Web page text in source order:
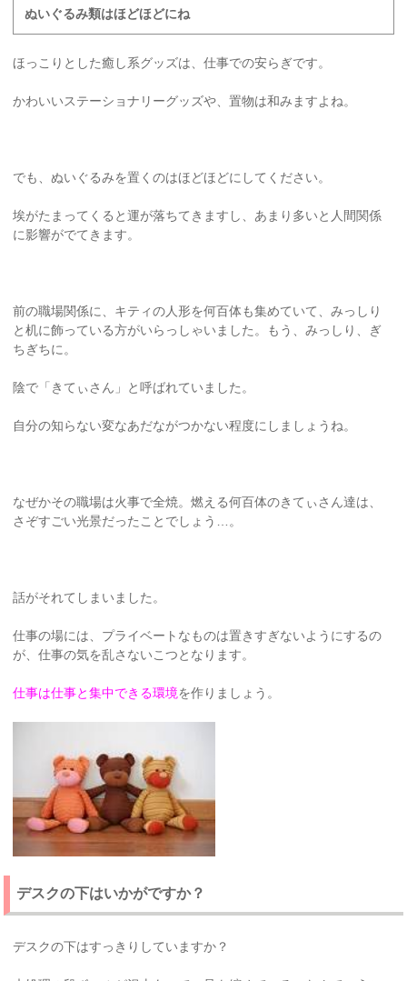
ぬいぐるみ類はほどほどにね
ほっこりとした癒し系グッズは、仕事での安らぎです。
かわいいステーショナリーグッズや、置物は和みますよね。
でも、ぬいぐるみを置くのはほどほどにしてください。
埃がたまってくると運が落ちてきますし、あまり多いと人間関係
に影響がでてきます。
前の職場関係に、キティの人形を何百体も集めていて、みっしり
と机に飾っている方がいらっしゃいました。もう、みっしり、ぎ
ちぎちに。
陰で「きてぃさん」と呼ばれていました。
自分の知らない変なあだながつかない程度にしましょうね。
なぜかその職場は火事で全焼。燃える何百体のきてぃさん達は、
さぞすごい光景だったことでしょう…。
話がそれてしまいました。
仕事の場には、プライベートなものは置きすぎないようにするの
が、仕事の気を乱さないこつとなります。
仕事は仕事と集中できる環境を作りましょう。
デスクの下はいかがですか？
デスクの下はすっきりしていますか？